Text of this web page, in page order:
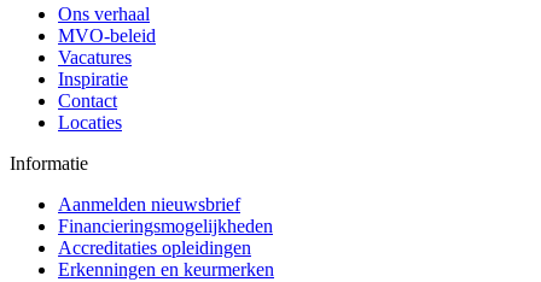
Ons verhaal
MVO-beleid
Vacatures
Inspiratie
Contact
Locaties
Informatie
Aanmelden nieuwsbrief
Financieringsmogelijkheden
Accreditaties opleidingen
Erkenningen en keurmerken